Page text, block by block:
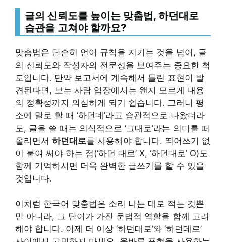
글의 신뢰도를 높이는 맞춤법, 하던대로
습관을 고쳐야 할까요?
맞춤법은 단순히 언어 규칙을 지키는 것을 넘어, 글
의 신뢰도와 작성자의 전문성을 보여주는 중요한 척
도입니다. 만약 보고서에 계속해서 틀린 표현이 발
견된다면, 보는 사람 입장에서는 왠지 모르게 내용
의 정확성까지 의심하게 되기 쉽습니다. 그러니 평
소에 말로 할 때 ‘하던데’라고 습관적으로 나왔더라
도, 글을 쓸 때는 의식적으로 ‘그대로’라는 의미를 떠
올리면서 하던대로를 사용해야 합니다. 띄어쓰기 없
이 붙여 써야 하는 점(‘하던 대로’ X, ‘하던대로’ O)도
함께 기억하시면 더욱 완벽한 글쓰기를 할 수 있을
것입니다.
이처럼 한국어 맞춤법은 소리 나는 대로 적는 것뿐
만 아니라, 그 단어가 가진 문법적 역할을 함께 고려
해야 합니다. 이제 더 이상 ‘하던대로’와 ‘하던데로’